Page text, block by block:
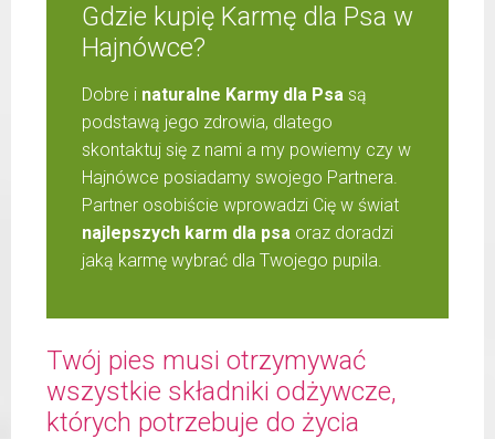
Gdzie kupię Karmę dla Psa w
Hajnówce?
Dobre i naturalne Karmy dla Psa są
podstawą jego zdrowia, dlatego
skontaktuj się z nami a my powiemy czy w
Hajnówce posiadamy swojego Partnera.
Partner osobiście wprowadzi Cię w świat
najlepszych karm dla psa oraz doradzi
jaką karmę wybrać dla Twojego pupila.
Twój pies musi otrzymywać
wszystkie składniki odżywcze,
których potrzebuje do życia